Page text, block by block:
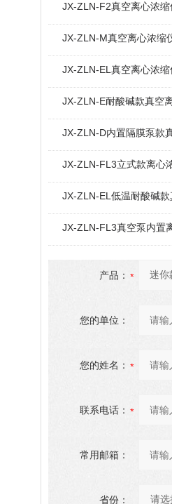
JX-ZLN-F2真空离心浓
JX-ZLN-M真空离心浓缩
JX-ZLN-EL真空离心浓
JX-ZLN-E耐酸碱款真空
JX-ZLN-D内置隔膜泵款
JX-ZLN-FL3立式款离心
JX-ZLN-EL低温耐酸碱
JX-ZLN-FL3真空泵内置
产品：
您的单位：
您的姓名：
联系电话：
常用邮箱：
省份：